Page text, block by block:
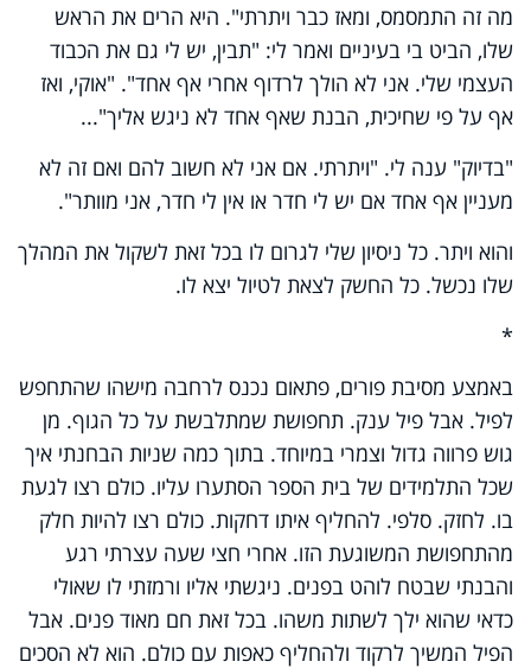
מה זה התמסמס, ומאז כבר ויתרתי". היא הרים את הראש
שלו, הביט בי בעיניים ואמר לי: "תבין, יש לי גם את הכבוד
העצמי שלי. אני לא הולך לרדוף אחרי אף אחד". "אוקי, ואז
אף על פי שחיכית, הבנת שאף אחד לא ניגש אליך..."
"בדיוק" ענה לי. "ויתרתי. אם אני לא חשוב להם ואם זה לא
מעניין אף אחד אם יש לי חדר או אין לי חדר, אני מוותר"
.
והוא ויתר. כל ניסיון שלי לגרום לו בכל זאת לשקול את המהלך
שלו נכשל. כל החשק לצאת לטיול יצא לו.
*
באמצע מסיבת פורים, פתאום נכנס לרחבה מישהו שהתחפש
לפיל. אבל פיל ענק. תחפושת שמתלבשת על כל הגוף. מן
גוש פרווה גדול וצמרי במיוחד. בתוך כמה שניות הבחנתי איך
שכל התלמידים של בית הספר הסתערו עליו. כולם רצו לגעת
בו. לחזק. סלפי. להחליף איתו דחקות. כולם רצו להיות חלק
מהתחפושת המשוגעת הזו. אחרי חצי שעה עצרתי רגע
והבנתי שבטח לוהט בפנים. ניגשתי אליו ורמזתי לו שאולי
כדאי שהוא ילך לשתות משהו. בכל זאת חם מאוד פנים. אבל
הפיל המשיך לרקוד ולהחליף כאפות עם כולם. הוא לא הסכים